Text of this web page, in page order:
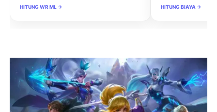
HITUNG WR ML → HITUNG BIAYA →